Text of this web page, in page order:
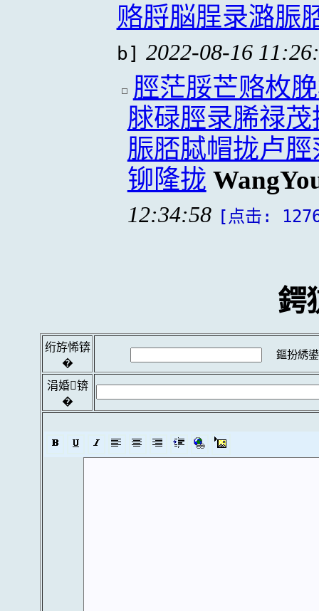
赂脟脳脭录潞脤
b] 2022-08-16
脛茫脮芒赂枚
脙碌脛录脪禄
脤脴脦帽拢卢
铆隆拢
12:34:58 [点击:
鍔
绗斿悕锛
�
鏂扮綉
涓婚锛
�